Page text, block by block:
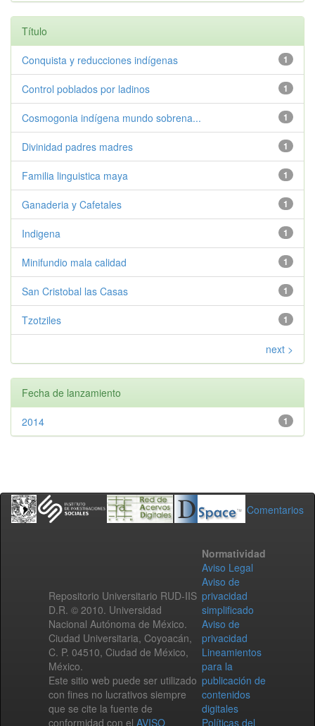
Título
1
Conquista y reducciones indígenas
1
Control poblados por ladinos
1
Cosmogonia indígena mundo sobrena...
1
Divinidad padres madres
1
Familia linguistica maya
1
Ganaderia y Cafetales
1
Indigena
1
Minifundio mala calidad
1
San Cristobal las Casas
1
Tzotziles
next >
Fecha de lanzamiento
1
2014
Comentarios
Repositorio Universitario RUD-IIS
D.R. © 2010. Universidad
Nacional Autónoma de México.
Ciudad Universitaria, Coyoacán,
C. P. 04510, Ciudad de México,
México.
Este sitio web puede ser utilizado
con fines no lucrativos siempre
que se cite la fuente de
conformidad con el AVISO
Normatividad
Aviso Legal
Aviso de
privacidad
simplificado
Aviso de
privacidad
Lineamientos
para la
publicación de
contenidos
digitales
Políticas del